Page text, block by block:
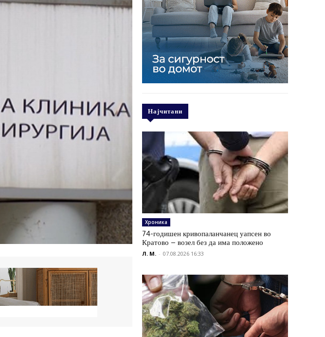
Најчитани
Хроника
74-годишен кривопаланчанец уапсен во
Кратово – возел без да има положено
Л. М. - 07.08.2026 16:33